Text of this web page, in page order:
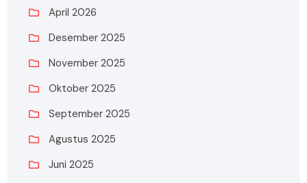
April 2026
Desember 2025
November 2025
Oktober 2025
September 2025
Agustus 2025
Juni 2025